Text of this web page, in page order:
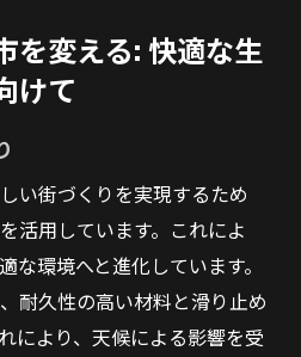
を変える: 快適な生
けて
い街づくりを実現するため
活用しています。これによ
な環境へと進化しています。
耐久性の高い材料と滑り止め
により、天候による影響を受